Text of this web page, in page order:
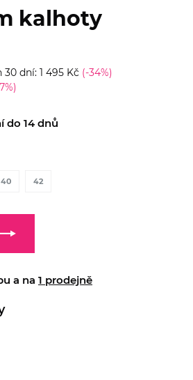
kalhoty
dní: 1 495 Kč (-34%)
do 14 dnů
40 42
a na 1 prodejně